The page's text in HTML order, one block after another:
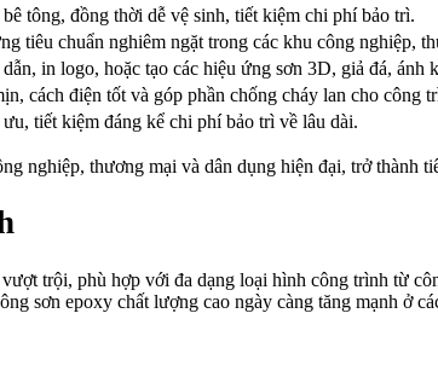
tông, đồng thời dễ vệ sinh, tiết kiệm chi phí bảo trì.
tiêu chuẩn nghiêm ngặt trong các khu công nghiệp,
in logo, hoặc tạo các hiệu ứng sơn 3D, giả đá,
cách điện tốt và góp phần chống cháy lan cho công
tiết kiệm đáng kể chi phí bảo trì về lâu dài.
nghiệp, thương mại và dân dụng hiện đại, trở thành
trội, phù hợp với đa dạng loại hình công trình từ
sơn epoxy chất lượng cao ngày càng tăng mạnh ở